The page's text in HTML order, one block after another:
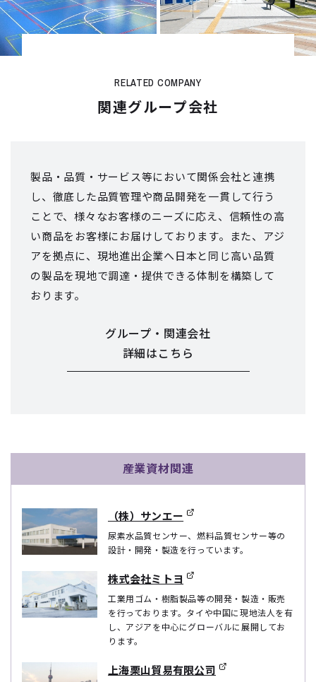
RELATED COMPANY
関連グループ会社
製品・品質・サービス等において関係会社と連携
し、徹底した品質管理や商品開発を一貫して行う
ことで、様々なお客様のニーズに応え、信頼性の高
い商品をお客様にお届けしております。
また、アジ
アを拠点に、現地進出企業へ日本と同じ高い品質
の製品を現地で調達・提供できる体制を構築して
おります。
グループ・関連会社
詳細はこちら
産業資材関連
（株）サンエー
尿素水品質センサー、燃料品質センサー等の
設計・開発・製造を行っています。
株式会社ミトヨ
工業用ゴム・樹脂製品等の開発・製造・販売
を行っております。タイや中国に現地法人を有
し、アジアを中心にグローバルに展開してお
ります。
上海栗山貿易有限公司